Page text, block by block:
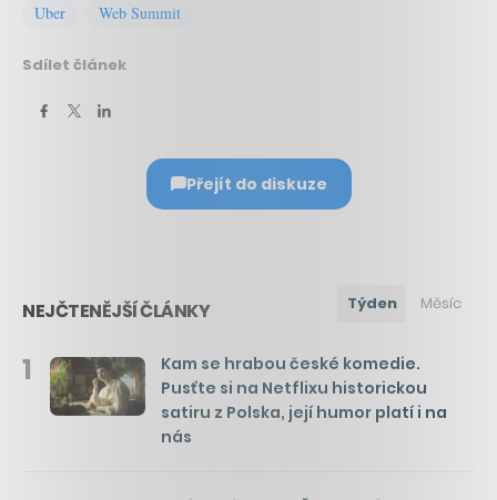
Uber Web Summit
Sdílet článek
Přejít do diskuze
NEJČTENĚJŠÍ ČLÁNKY Týden Měsíc
1
Kam se hrabou české komedie.
Pusťte si na Netflixu historickou
satiru z Polska, její humor platí i na
nás